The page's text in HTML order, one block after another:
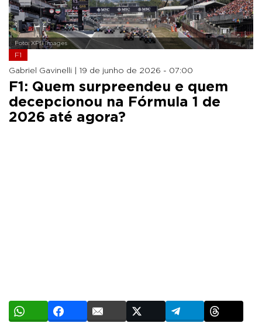
Foto: XPB Images
F1
Gabriel Gavinelli | 19 de junho de 2026 - 07:00
F1: Quem surpreendeu e quem
decepcionou na Fórmula 1 de
2026 até agora?